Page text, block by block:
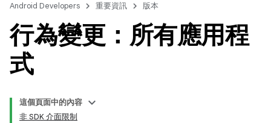
Android Developers 重要資訊 版本
行為變更：所有應用程
式
這個頁面中的內容
非 SDK 介面限制